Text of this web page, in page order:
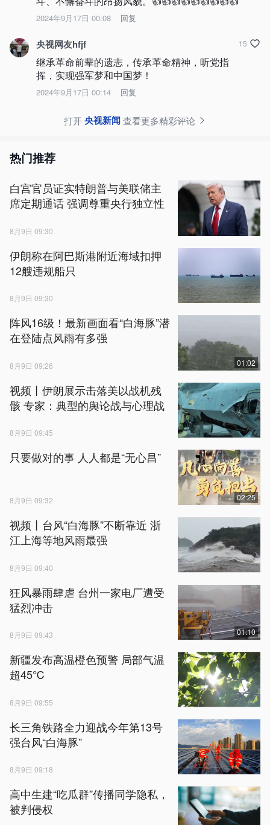
2024年9月17日 00:08 回复
央视网友hfjf
继承革命前辈的遗志，传承革命精神，听党指
挥，实现强军梦和中国梦！
2024年9月17日 00:14 回复
15
打开央视新闻查看更多精彩评论
热门推荐
白宫官员证实特朗普与美联储主
席定期通话 强调尊重央行独立性
8月9日 09:30
伊朗称在阿巴斯港附近海域扣押
12艘违规船只
8月9日 09:30
阵风16级！最新画面看“白海豚”潜
在登陆点风雨有多强
8月9日 09:26 01:02
视频丨伊朗展示击落美以战机残
骸 专家：典型的舆论战与心理战
8月9日 09:45
只要做对的事 人人都是“无心昌”
8月9日 09:32 02:25
视频丨台风“白海豚”不断靠近 浙
江上海等地风雨最强
8月9日 09:40
狂风暴雨肆虐 台州一家电厂遭受
猛烈冲击
8月9日 09:43 01:10
新疆发布高温橙色预警 局部气温
超45℃
8月9日 09:55
长三角铁路全力迎战今年第13号
强台风“白海豚”
8月9日 09:18
高中生建“吃瓜群”传播同学隐私，
被判侵权